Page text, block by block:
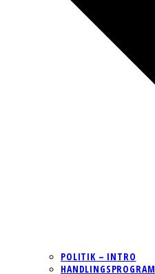
POLITIK – INTRO
HANDLINGSPROGRAM